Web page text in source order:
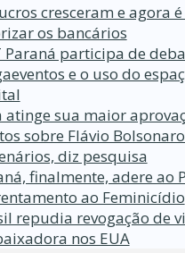
cresceram e agora é
os bancários
Paraná participa de
e o uso do
atinge sua maior
sobre Flávio
diz pesquisa
finalmente, adere ao
ao Feminicídio
repudia revogação de
nos EUA